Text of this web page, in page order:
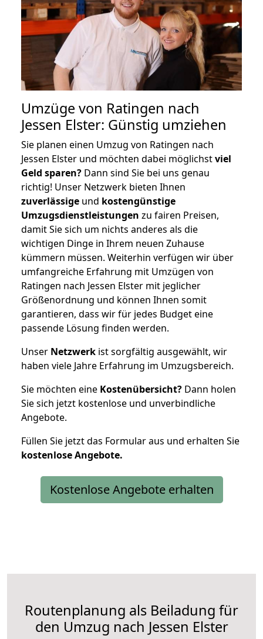
Umzüge von Ratingen nach
Jessen Elster: Günstig umziehen
Sie planen einen Umzug von Ratingen nach
Jessen Elster und möchten dabei möglichstviel
Geld sparen? Dann sind Sie bei uns genau
richtig! Unser Netzwerk bieten Ihnen
zuverlässige und kostengünstige
Umzugsdienstleistungen zu fairen Preisen,
damit Sie sich um nichts anderes als die
wichtigen Dinge in Ihrem neuen Zuhause
kümmern müssen. Weiterhin verfügen wir über
umfangreiche Erfahrung mit Umzügen von
Ratingen nach Jessen Elster mit jeglicher
Größenordnung und können Ihnen somit
garantieren, dass wir für jedes Budget eine
passende Lösung finden werden.
Unser Netzwerk ist sorgfältig ausgewählt, wir
haben viele Jahre Erfahrung im Umzugsbereich.
Sie möchten eine Kostenübersicht? Dann holen
Sie sich jetzt kostenlose und unverbindliche
Angebote.
Füllen Sie jetzt das Formular aus und erhalten Sie
kostenloseAngebote.
Kostenlose Angebote erhalten
Routenplanung als Beiladung für
den Umzug nach Jessen Elster